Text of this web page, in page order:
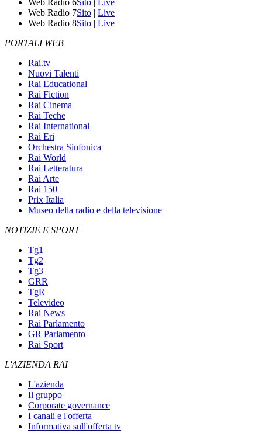
Web Radio 6Sito | Live
Web Radio 7Sito | Live
Web Radio 8Sito | Live
PORTALI WEB
Rai.tv
Nuovi Talenti
Rai Educational
Rai Fiction
Rai Cinema
Rai Teche
Rai International
Rai Eri
Orchestra Sinfonica
Rai World
Rai Letteratura
Rai Arte
Rai 150
Prix Italia
Museo della radio e della televisione
NOTIZIE E SPORT
Tg1
Tg2
Tg3
GRR
TgR
Televideo
Rai News
Rai Parlamento
GR Parlamento
Rai Sport
L'AZIENDA RAI
L'azienda
Il gruppo
Corporate governance
I canali e l'offerta
Informativa sull'offerta tv